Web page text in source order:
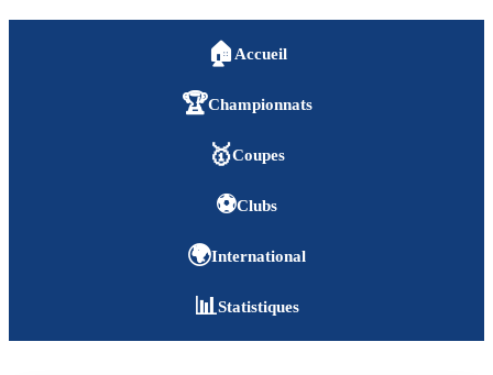
🏠 Accueil
🏆Championnats
🥇Coupes
⚽Clubs
🌍International
📊Statistiques